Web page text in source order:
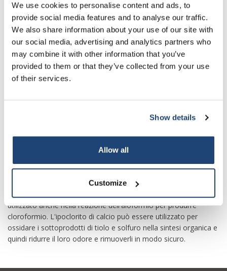
We use cookies to personalise content and ads, to
provide social media features and to analyse our traffic.
We also share information about your use of our site with
our social media, advertising and analytics partners who
may combine it with other information that you’ve
provided to them or that they’ve collected from your use
of their services.
Show details
Allow all
Customize
tessuti commerciali sono venduti con una purezza dal 65% al ​​
73% con altri prodotti chimici presenti, come cloruro di calcio e
carbonato di calcio, come risultato del processo di
fabbricazione. Come sostanza chimica per piscine, è meno
comunemente miscelata con altre sostanze chimiche rispetto
ad altre forme di cloro, a causa di reazioni pericolose con alcune
comuni sostanze chimiche per piscine. In soluzione, l'ipoclorito
a causa dei residui di calcio, di solito è preferito l'ipoclorito di
L'ipoclorito di calcio è un comune agente ossidante e quindi
trova un certo impiego nella chimica organica. Ad esempio, il
composto viene utilizzato per scindere glicoli, acidi -
idrossicarbossilici e chetoacidi per produrre aldeidi o acidi
carbossilici frammentati. L'ipoclorito di calcio può essere
utilizzato anche nella reazione dell'aloformio per produrre
cloroformio. L'ipoclorito di calcio può essere utilizzato per
ossidare i sottoprodotti di tiolo e solfuro nella sintesi organica e
quindi ridurre il loro odore e rimuoverli in modo sicuro.